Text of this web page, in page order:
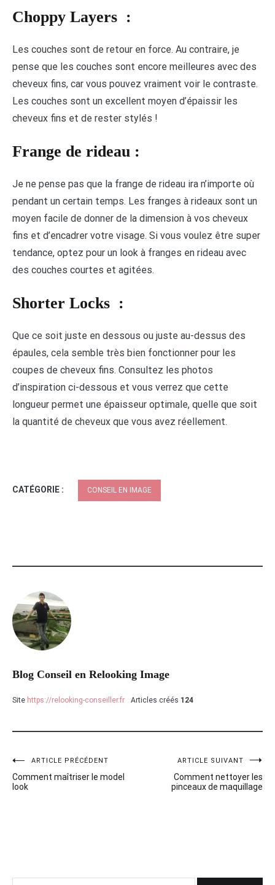
Choppy Layers :
Les couches sont de retour en force. Au contraire, je
pense que les couches sont encore meilleures avec des
cheveux fins, car vous pouvez vraiment voir le contraste.
Les couches sont un excellent moyen d’épaissir les
cheveux fins et de rester stylés !
Frange de rideau :
Je ne pense pas que la frange de rideau ira n’importe où
pendant un certain temps. Les franges à rideaux sont un
moyen facile de donner de la dimension à vos cheveux
fins et d’encadrer votre visage. Si vous voulez être super
tendance, optez pour un look à franges en rideau avec
des couches courtes et agitées.
Shorter Locks :
Que ce soit juste en dessous ou juste au-dessus des
épaules, cela semble très bien fonctionner pour les
coupes de cheveux fins. Consultez les photos
d’inspiration ci-dessous et vous verrez que cette
longueur permet une épaisseur optimale, quelle que soit
la quantité de cheveux que vous avez réellement.
CATÉGORIE : CONSEIL EN IMAGE
Blog Conseil en Relooking Image
Site https://relooking-conseiller.fr Articles créés 124
Navigation
de
ARTICLE PRÉCÉDENT
Comment maîtriser le model
look
ARTICLE SUIVANT
Comment nettoyer les
pinceaux de maquillage